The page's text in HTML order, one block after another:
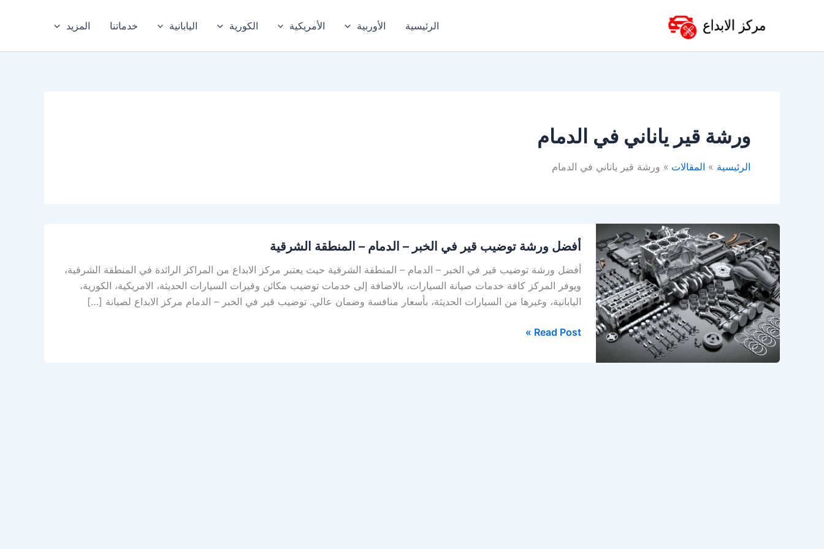
الرئيسية الأوربية الأمريكية الكورية اليابانية خدماتنا المزيد
ورشة قير ياناني في الدمام
الرئيسية المقالات ورشة قير ياناني في الدمام
أفضل ورشة توضيب قير في الخبر – الدمام – المنطقة الشرقية
أفضل ورشة توضيب قير في الخبر – الدمام – المنطقة الشرقية حيث يعتبر مركز الابداع من المراكز الرائدة في المنطقة الشرقية،
ويوفر المركز كافة خدمات صيانة السيارات، بالاضافة إلى خدمات توضيب مكائن وقيرات السيارات الحديثة، الامريكية، الكورية،
اليابانية، وغيرها من السيارات الحديثة، بأسعار منافسة وضمان عالي. توضيب قير في الخبر – الدمام مركز الابداع لصيانة […]
ورشة
توضيب
في
الخبر
–
Read Post »